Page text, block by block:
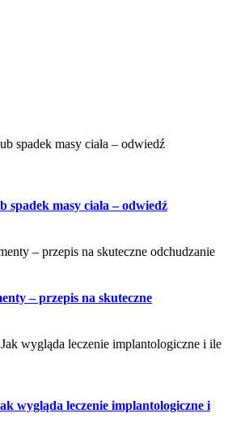
spadek masy ciała – odwiedź
– przepis na skuteczne
wygląda leczenie implantologiczne i